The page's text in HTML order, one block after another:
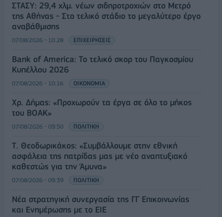
ΣΤΑΣΥ: 29,4 χλμ. νέων σιδηροτροχιών στο Μετρό
της Αθήνας - Στο τελικό στάδιο το μεγαλύτερο έργο
αναβάθμισης
07/08/2026 - 10:28 ΕΠΙΧΕΙΡΗΣΕΙΣ
Bank of America: Το τελικό σκορ του Παγκοσμίου
Κυπέλλου 2026
07/08/2026 - 10:16 ΟΙΚΟΝΟΜΙΑ
Χρ. Δήμας: «Προχωρούν τα έργα σε όλο το μήκος
του ΒΟΑΚ»
07/08/2026 - 09:50 ΠΟΛΙΤΙΚΗ
Τ. Θεοδωρικάκος: «Συμβάλλουμε στην εθνική
ασφάλεια της πατρίδας μας με νέο αναπτυξιακό
καθεστώς για την Άμυνα»
07/08/2026 - 09:39 ΠΟΛΙΤΙΚΗ
Νέα στρατηγική συνεργασία της ΓΓ Επικοινωνίας
και Ενημέρωσης με το ΕΙΕ